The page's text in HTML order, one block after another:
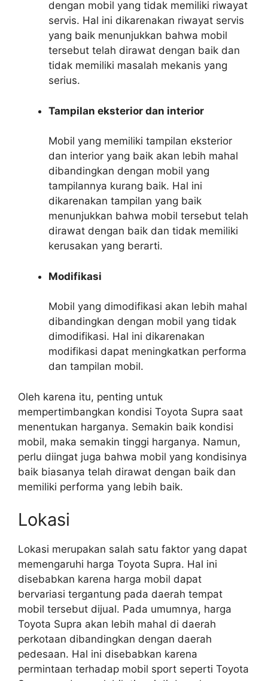
dengan mobil yang tidak memiliki riwayat
servis. Hal ini dikarenakan riwayat servis
yang baik menunjukkan bahwa mobil
tersebut telah dirawat dengan baik dan
tidak memiliki masalah mekanis yang
serius.
Tampilan eksterior dan interior
Mobil yang memiliki tampilan eksterior
dan interior yang baik akan lebih mahal
dibandingkan dengan mobil yang
tampilannya kurang baik. Hal ini
dikarenakan tampilan yang baik
menunjukkan bahwa mobil tersebut telah
dirawat dengan baik dan tidak memiliki
kerusakan yang berarti.
Modifikasi
Mobil yang dimodifikasi akan lebih mahal
dibandingkan dengan mobil yang tidak
dimodifikasi. Hal ini dikarenakan
modifikasi dapat meningkatkan performa
dan tampilan mobil.
Oleh karena itu, penting untuk
mempertimbangkan kondisi Toyota Supra saat
menentukan harganya. Semakin baik kondisi
mobil, maka semakin tinggi harganya. Namun,
perlu diingat juga bahwa mobil yang kondisinya
baik biasanya telah dirawat dengan baik dan
memiliki performa yang lebih baik.
Lokasi
Lokasi merupakan salah satu faktor yang dapat
memengaruhi harga Toyota Supra. Hal ini
disebabkan karena harga mobil dapat
bervariasi tergantung pada daerah tempat
mobil tersebut dijual. Pada umumnya, harga
Toyota Supra akan lebih mahal di daerah
perkotaan dibandingkan dengan daerah
pedesaan. Hal ini disebabkan karena
permintaan terhadap mobil sport seperti Toyota